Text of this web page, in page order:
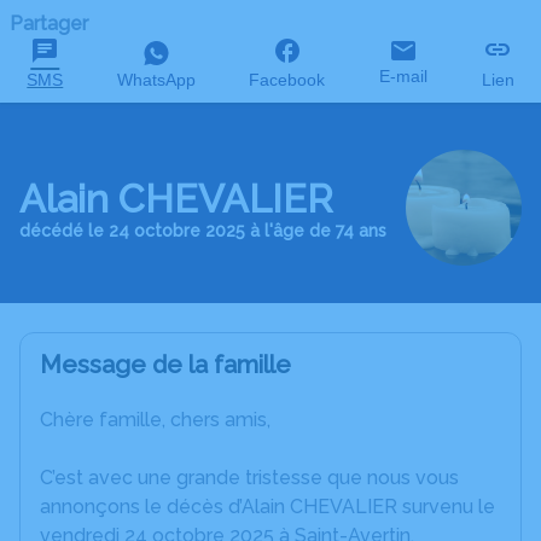
Partager
SMS WhatsApp Facebook E-mail Lien
Alain CHEVALIER
décédé le 24 octobre 2025 à l'âge de 74 ans
Message de la famille
Chère famille, chers amis,
C’est avec une grande tristesse que nous vous
annonçons le décès d’Alain CHEVALIER survenu le
vendredi 24 octobre 2025 à Saint-Avertin.